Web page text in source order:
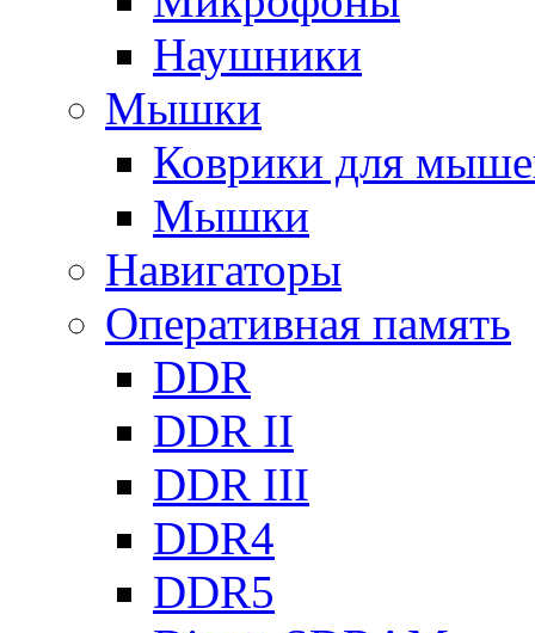
Наушники
Мышки
Коврики для
Мышки
Навигаторы
Оперативная память
DDR
DDR II
DDR III
DDR4
DDR5